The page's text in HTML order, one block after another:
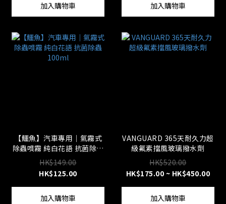
加入購物車 加入購物車
【鱷魚】汽車專用｜氣霧式
除蟲噴霧 純白花語 抗菌除蟲
100ml
HK$149.00
HK$125.00
加入購物車
VANGUARD 365天耐久力超
級氟素擋風玻璃撥水劑
HK$520.00
HK$175.00 ~ HK$450.00
加入購物車